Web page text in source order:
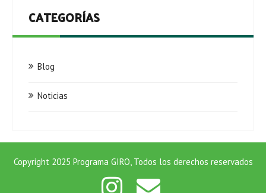
CATEGORÍAS
Blog
Noticias
Copyright 2025 Programa GIRO, Todos los derechos reservados